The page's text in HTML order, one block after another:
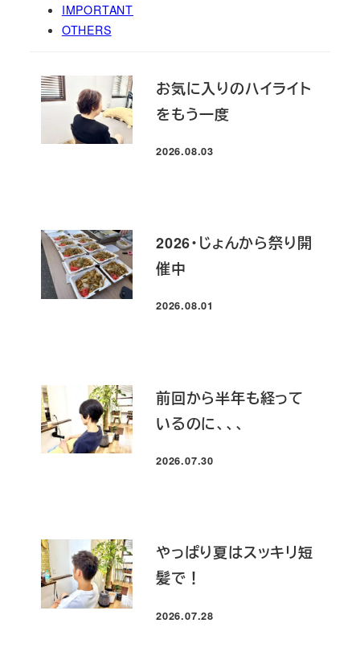
IMPORTANT
OTHERS
お気に入りのハイライト
をもう一度
投稿日
2026.08.03
2026・じょんから祭り開
催中
投稿日
2026.08.01
前回から半年も経って
いるのに、、、
投稿日
2026.07.30
やっぱり夏はスッキリ短
髪で！
投稿日
2026.07.28